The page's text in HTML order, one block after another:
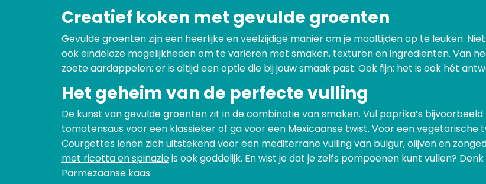
Creatief koken met gevulde groenten
Gevulde groenten zijn een heerlijke en veelzijdige manier om je maaltijden op te leuken.
ook eindeloze mogelijkheden om te variëren met smaken, texturen en ingrediënten. Van
zoete aardappelen: er is altijd een optie die bij jouw smaak past. Ook fijn: het is ook hét
Het geheim van de perfecte vulling
De kunst van gevulde groenten zit in de combinatie van smaken. Vul paprika’s
tomatensaus voor een klassieker of ga voor een Mexicaanse twist. Voor een vegetarische
Courgettes lenen zich uitstekend voor een mediterrane vulling van bulgur, olijven en
met ricotta en spinazieis ook goddelijk. En wist je dat je zelfs pompoenen kunt vullen?
Parmezaanse kaas.